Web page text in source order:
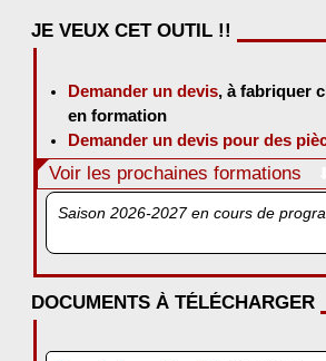
JE VEUX CET OUTIL !!
Demander un devis, à fabriquer
en formation
Demander un devis pour des
Voir les prochaines formations
Saison 2026-2027 en cours de
DOCUMENTS À TÉLÉCHARGER